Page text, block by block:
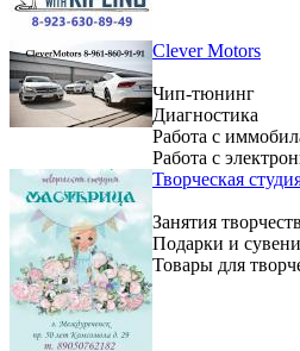
Clever Motors
Чип-тюнинг
Диагностика
Работа с
Работа с
Творческая
Занятия
Подарки и
Товары для